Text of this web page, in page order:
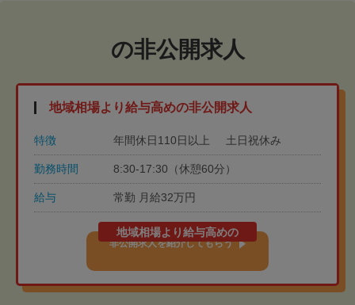
の非公開求人
地域相場より給与高めの非公開求人
特徴 年間休日110日以上 土日祝休み
勤務時間 8:30-17:30（休憩60分）
給与 常勤 月給32万円
地域相場より給与高めの
非公開求人を紹介してもらう